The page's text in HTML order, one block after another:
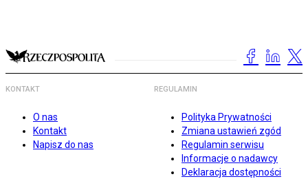
KONTAKT
O nas
Kontakt
Napisz do nas
REGULAMIN
Polityka Prywatności
Zmiana ustawień zgód
Regulamin serwisu
Informacje o nadawcy
Deklaracja dostępności